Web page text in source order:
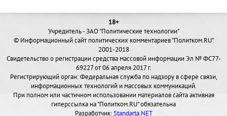
18+
Учредитель - ЗАО "Политические технологии"
© Информационный сайт политических комментариев "Политком.RU"
2001-2018
Свидетельство о регистрации средства массовой информации Эл № ФС77-
69227 от 06 апреля 2017 г.
Регистрирующий орган: Федеральная служба по надзору в сфере связи,
информационных технологий и массовых коммуникаций.
При полном или частичном использовании материалов сайта активная
гиперссылка на "Политком.RU" обязательна
Разработчик:Standarta.NET